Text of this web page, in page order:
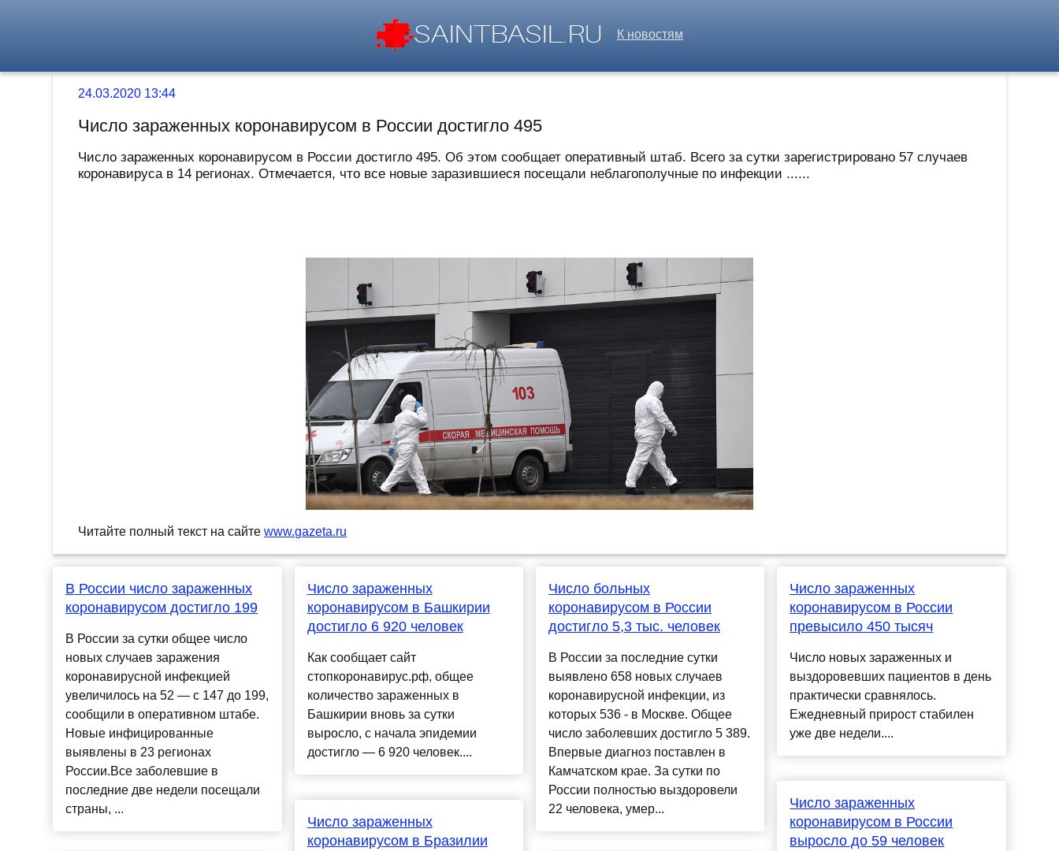
К новостям
24.03.2020 13:44
Число зараженных коронавирусом в России достигло 495
Число зараженных коронавирусом в России достигло 495. Об этом сообщает оперативный штаб. Всего за сутки зарегистрировано 57 случаев
коронавируса в 14 регионах. Отмечается, что все новые заразившиеся посещали неблагополучные по инфекции ......
Читайте полный текст на сайтеwww.gazeta.ru
В России число зараженных
коронавирусом достигло 199
В России за сутки общее число
новых случаев заражения
коронавирусной инфекцией
увеличилось на 52 — с 147 до 199,
сообщили в оперативном штабе.
Новые инфицированные
выявлены в 23 регионах
России.Все заболевшие в
последние две недели посещали
страны, ...
Число зараженных
коронавирусом в Башкирии
достигло 6 920 человек
Как сообщает сайт
стопкоронавирус.рф, общее
количество зараженных в
Башкирии вновь за сутки
выросло, с начала эпидемии
достигло — 6 920 человек....
Число зараженных
коронавирусом в Бразилии
Число больных
коронавирусом в России
достигло 5,3 тыс. человек
В России за последние сутки
выявлено 658 новых случаев
коронавирусной инфекции, из
которых 536 - в Москве. Общее
число заболевших достигло 5 389.
Впервые диагноз поставлен в
Камчатском крае. За сутки по
России полностью выздоровели
22 человека, умер...
Число зараженных
коронавирусом в России
превысило 450 тысяч
Число новых зараженных и
выздоровевших пациентов в день
практически сравнялось.
Ежедневный прирост стабилен
уже две недели....
Число зараженных
коронавирусом в России
выросло до 59 человек